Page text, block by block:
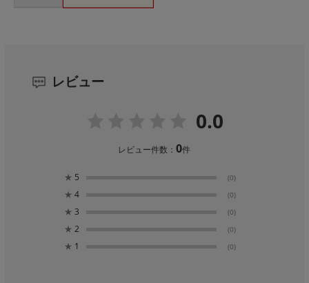
レビュー
0.0
レビュー件数：0件
★ 5 (0)
★ 4 (0)
★ 3 (0)
★ 2 (0)
★ 1 (0)